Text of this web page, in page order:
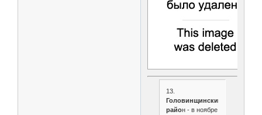
13.
Головинщинский
район - в ноябре